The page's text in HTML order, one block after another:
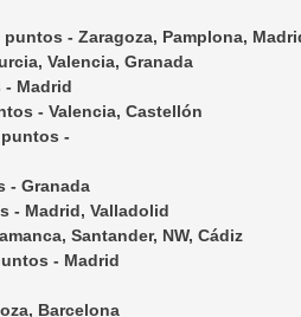
- Zaragoza, Pamplona,
Valencia, Granada
- Madrid
- Valencia, Castellón
puntos -
- Granada
- Madrid, Valladolid
Santander, NW, Cádiz
- Madrid
Barcelona